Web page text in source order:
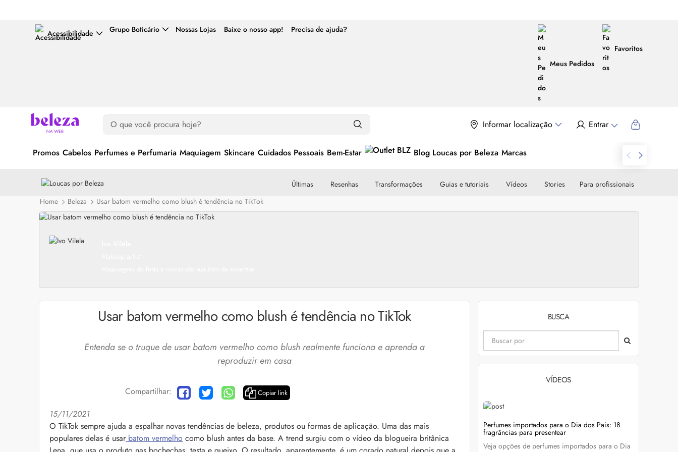
Acessibilidade Grupo Boticário Nossas Lojas Baixe o nosso app! Precisa de ajuda?
Meus Pedidos
Favoritos
Informar localização Entrar
Promos Cabelos Perfumes e Perfumaria Maquiagem Skincare Cuidados Pessoais Bem-Estar Blog Loucas por Beleza Marcas
Últimas Resenhas Transformações Guias e tutoriais Vídeos Stories
Para profissionais
Home
Beleza Usar batom vermelho como blush é tendência no TikTok
Usar batom vermelho como blush é tendência no TikTok
Entenda se o truque de usar batom vermelho como blush realmente funciona e aprenda a
reproduzir em casa
Compartilhar: Copiar link
15/11/2021
O TikTok sempre ajuda a espalhar novas tendências de beleza, produtos ou formas de aplicação. Uma das mais
populares delas é usar batom vermelho como blush antes da base. A trend surgiu com o vídeo da blogueira britânica
BUSCA
VÍDEOS
Cuidados com a barba: 4 dicas e produtos
O expert Willy Morales revela 5 cuidados com a
barba para você incluir no dia a dia. Veja quais
Queda de cabelo masculina: causas, como evitar
e mais
A queda de cabelo masculina é um quadro
Perfumes importados para o Dia dos Pais: 18
fragrâncias para presentear
Veja opções de perfumes importados para o Dia